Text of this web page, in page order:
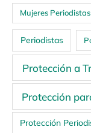
Mujeres Periodistas
Periodistas
Protección a
Protección
Protección